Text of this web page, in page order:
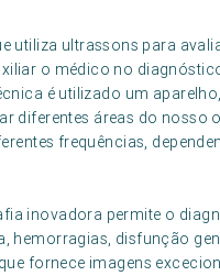
utiliza ultrassons para
o médico no
é utilizado um aparelho,
diferentes áreas do nosso
frequências,
inovadora permite o
hemorragias, disfunção
fornece imagens